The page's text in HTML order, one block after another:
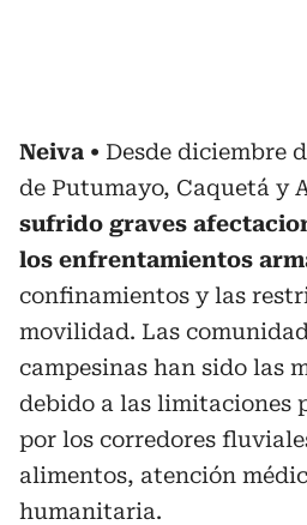
Neiva
Desde diciembre
de Putumayo, Caquetá y
sufrido graves
los enfrentamientos
confinamientos y las
movilidad. Las
campesinas han sido las
debido a las limitaciones
por los corredores
alimentos, atención
humanitaria.